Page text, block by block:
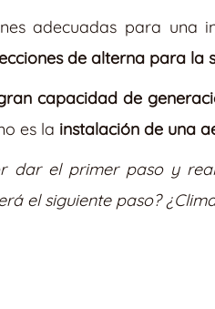
adecuadas para una
de alterna para la
capacidad de
es la instalación de una
dar el primer paso y
el siguiente paso?